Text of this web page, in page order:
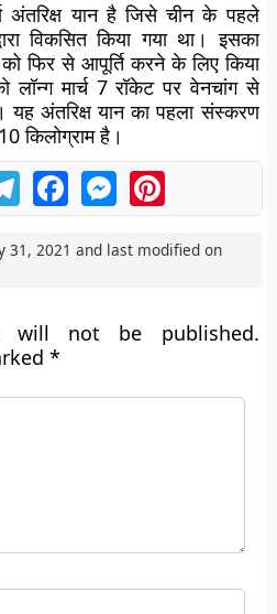
अंतरिक्ष यान है जिसे चीन के पहले
विकसित किया गया था। इसका
फिर से आपूर्ति करने के लिए किया
लॉन्ग मार्च 7 रॉकेट पर वेनचांग से
यह अंतरिक्ष यान का पहला संस्करण
किलोग्राम है।
TelegramFacebookMessengerPinterest
31, 2021 and last modified on
will not be published.
*